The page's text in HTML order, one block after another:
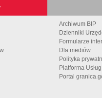
Archiwum BIP
Dzienniki
Formularze
Dla mediów
Polityka
Platforma
Portal